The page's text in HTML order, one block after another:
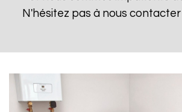
N'hésitez pas à nous